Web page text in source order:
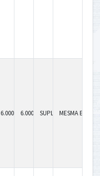
6.000,006.000,00SUPLEMENTAR
MESMA